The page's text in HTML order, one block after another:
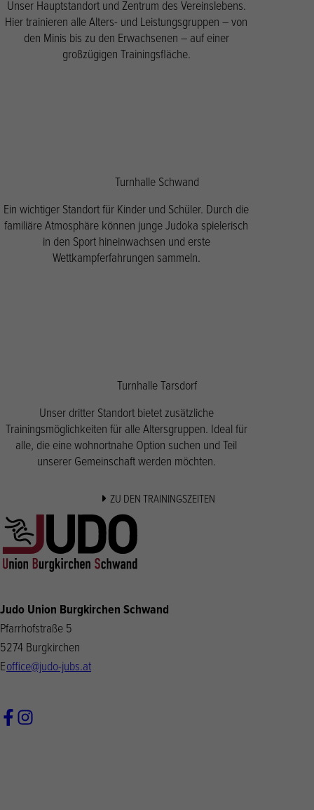
Unser Hauptstandort und Zentrum des Vereinslebens.
Hier trainieren alle Alters- und Leistungsgruppen – von
den Minis bis zu den Erwachsenen – auf einer
großzügigen Trainingsfläche.
Turnhalle Schwand
Ein wichtiger Standort für Kinder und Schüler. Durch die
familiäre Atmosphäre können junge Judoka spielerisch
in den Sport hineinwachsen und erste
Wettkampferfahrungen sammeln.
Turnhalle Tarsdorf
Unser dritter Standort bietet zusätzliche
Trainingsmöglichkeiten für alle Altersgruppen. Ideal für
alle, die eine wohnortnahe Option suchen und Teil
unserer Gemeinschaft werden möchten.
ZU DEN TRAININGSZEITEN
Judo Union Burgkirchen Schwand
Pfarrhofstraße 5
5274 Burgkirchen
Eoffice@judo-jubs.at